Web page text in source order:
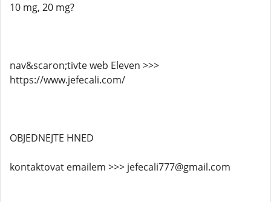
10 mg, 20 mg?
nav&scaron;tivte web Eleven >>>
https://www.jefecali.com/
OBJEDNEJTE HNED
kontaktovat emailem >>> jefecali777@gmail.com